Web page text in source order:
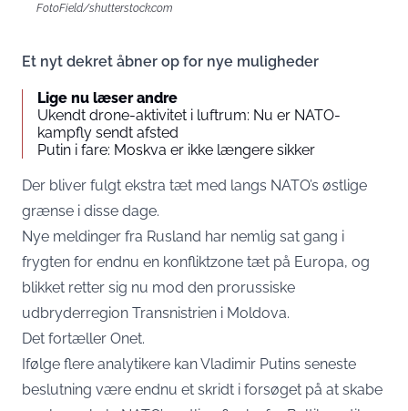
FotoField/shutterstock.com
Et nyt dekret åbner op for nye muligheder
Lige nu læser andre
Ukendt drone-aktivitet i luftrum: Nu er NATO-
kampfly sendt afsted
Putin i fare: Moskva er ikke længere sikker
Der bliver fulgt ekstra tæt med langs NATO’s østlige
grænse i disse dage.
Nye meldinger fra Rusland har nemlig sat gang i
frygten for endnu en konfliktzone tæt på Europa, og
blikket retter sig nu mod den prorussiske
udbryderregion Transnistrien i Moldova.
Det fortæller Onet.
Ifølge flere analytikere kan Vladimir Putins seneste
beslutning være endnu et skridt i forsøget på at skabe